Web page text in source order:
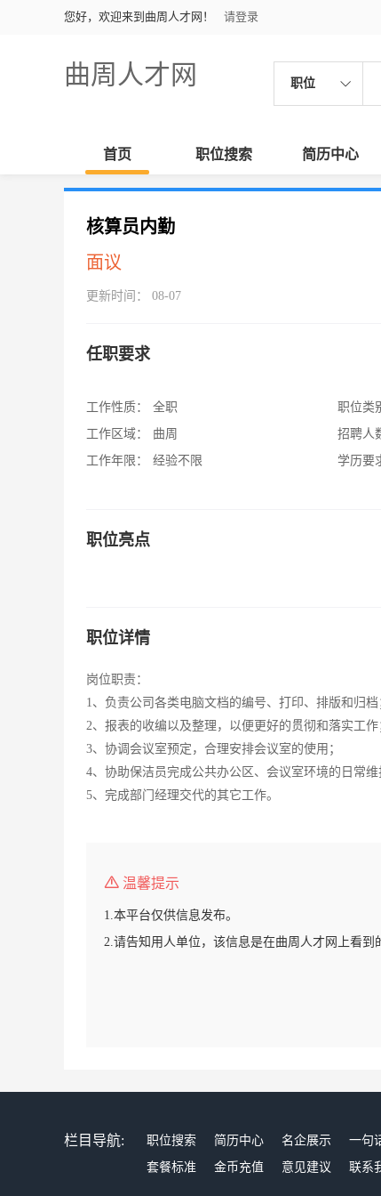
您好，欢迎来到曲周人才网！ 请登录
曲周人才网 职位
首页 职位搜索 简历中心
核算员内勤
面议
更新时间： 08-07
任职要求
工作性质：
全职
工作区域：
曲周
工作年限：
经验不限
职位类
招聘人
学历要
职位亮点
职位详情
岗位职责：
1、负责公司各类电脑文档的编号、打印、排版和归档
2、报表的收编以及整理，以便更好的贯彻和落实工作
3、协调会议室预定，合理安排会议室的使用；
4、协助保洁员完成公共办公区、会议室环境的日常维
5、完成部门经理交代的其它工作。
温馨提示
1.本平台仅供信息发布。
2.请告知用人单位，该信息是在曲周人才网上看到
栏目导航: 职位搜索 简历中心 名企展示 一句
套餐标准
金币充值 意见建议 联系